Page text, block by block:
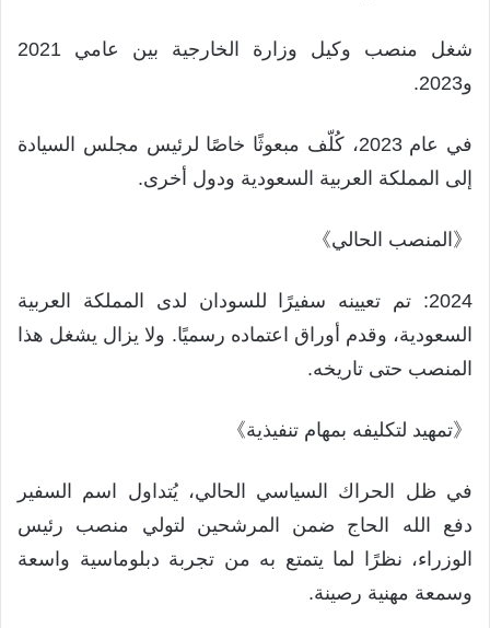
شغل منصب وكيل وزارة الخارجية بين عامي 2021
و2023.
في عام 2023، كُلّف مبعوثًا خاصًا لرئيس مجلس السيادة
إلى المملكة العربية السعودية ودول أخرى.
《المنصب الحالي》
2024: تم تعيينه سفيرًا للسودان لدى المملكة العربية
السعودية، وقدم أوراق اعتماده رسميًا. ولا يزال يشغل هذا
المنصب حتى تاريخه.
《تمهيد لتكليفه بمهام تنفيذية》
في ظل الحراك السياسي الحالي، يُتداول اسم السفير
دفع الله الحاج ضمن المرشحين لتولي منصب رئيس
الوزراء، نظرًا لما يتمتع به من تجربة دبلوماسية واسعة
وسمعة مهنية رصينة.